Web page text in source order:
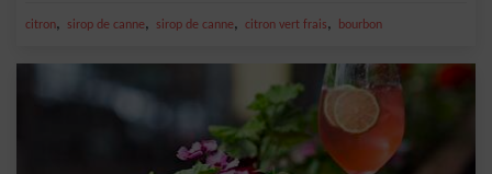
citron, sirop de canne, sirop de canne, citron vert frais, bourbon